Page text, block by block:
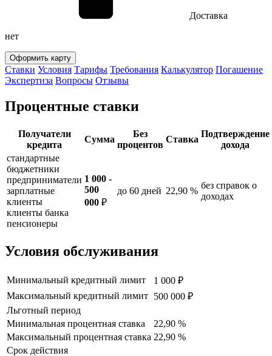
Доставка
нет
Оформить карту
Ставки Условия Тарифы Требования Калькулятор Погашение
Экспертиза Вопросы Отзывы
Процентные ставки
Получатели
кредита
Сумма
Без
процентов
Ставка
Подтверждение
дохода
стандартные
бюджетники
предприниматели
зарплатные
клиенты
клиенты банка
пенсионеры
1 000 -
500
000 ₽
до 60 дней 22,90 %
без справок о
доходах
Условия обслуживания
Минимальный кредитный лимит
1 000 ₽
Максимальный кредитный лимит 500 000 ₽
Льготный период
Минимальная процентная ставка
22,90 %
Максимальный процентная ставка 22,90 %
Срок действия